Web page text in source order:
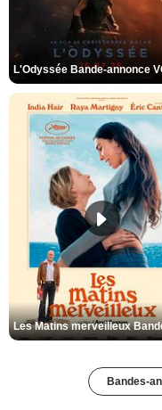
Bandes-